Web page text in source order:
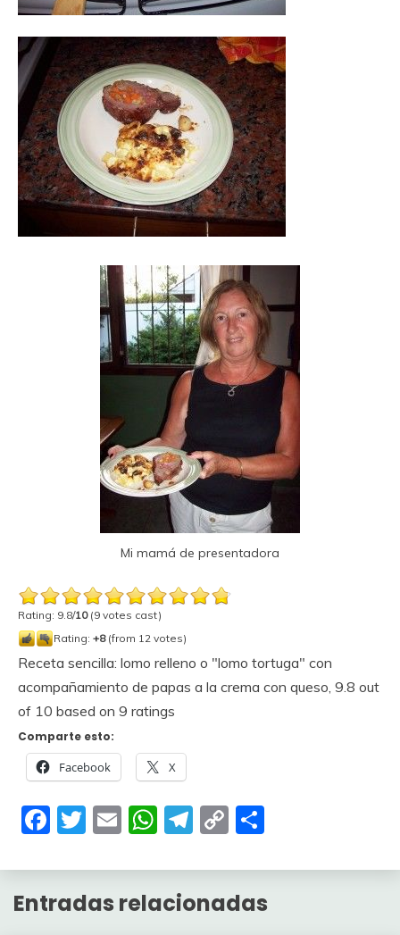
Mi mamá de presentadora
Rating: 9.8/10(9 votes cast)
Rating: +8(from 12 votes)
Receta sencilla: lomo relleno o "lomo tortuga" con
acompañamiento de papas a la crema con queso, 9.8 out
of 10 based on 9 ratings
Comparte esto:
Facebook X
Facebook
Twitter
EmailWhatsApp
Telegram
Copy
Entradas relacionadas